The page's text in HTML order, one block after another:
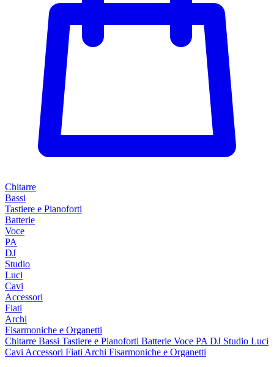
Chitarre
Bassi
Tastiere e Pianoforti
Batterie
Voce
PA
DJ
Studio
Luci
Cavi
Accessori
Fiati
Archi
Fisarmoniche e Organetti
Chitarre Bassi Tastiere e Pianoforti Batterie Voce PA DJ Studio Luci
Cavi Accessori Fiati Archi Fisarmoniche e Organetti